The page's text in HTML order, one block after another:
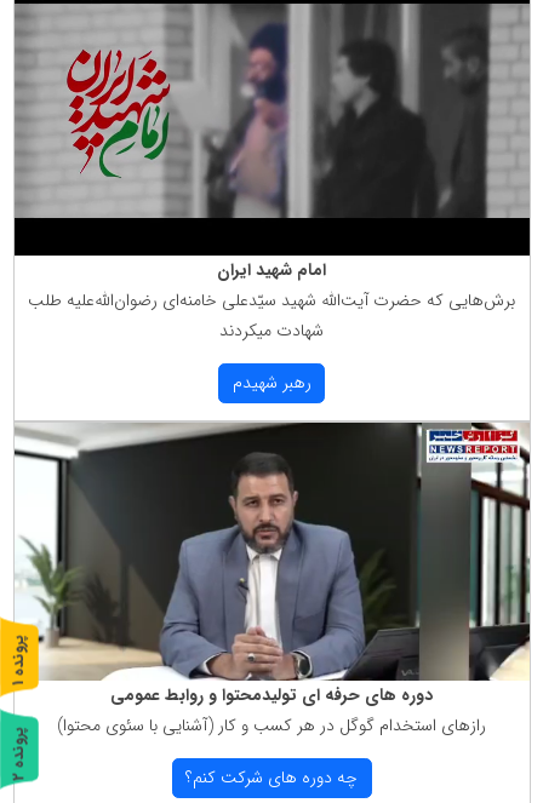
امام شهید ایران
برش‌هایی كه حضرت آیت‌الله شهید سیّدعلی خامنه‌ای رضوان‌الله‌علیه طلب
شهادت میكردند
رهبر شهیدم
دوره های حرفه ای تولیدمحتوا و روابط عمومی
رازهای استخدام گوگل در هر كسب و كار (آشنایی با سئوی محتوا)
چه دوره های شركت كنم؟
پ
ر
و
ن
د
ه
1
پ
ر
و
ن
د
ه
2